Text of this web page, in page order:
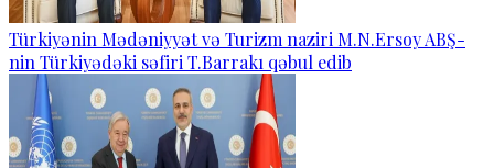
Türkiyənin Mədəniyyət və Turizm naziri M.N.Ersoy ABŞ-
nin Türkiyədəki səfiri T.Barrakı qəbul edib